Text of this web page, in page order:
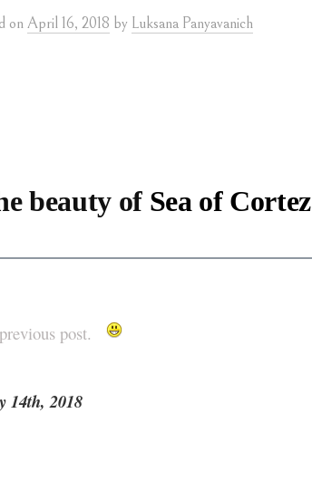
on April 16, 2018 by Luksana Panyavanich
beauty of Sea of Cortez
post.
14th, 2018